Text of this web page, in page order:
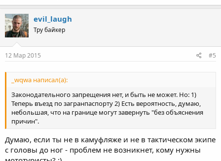
evil_laugh
Тру байкер
12 Мар 2015 #5
_wqwa написал(а):
Законодательного запрещения нет, и быть не может. Но: 1)
Теперь въезд по загранпаспорту 2) Есть вероятность, думаю,
небольшая, что на границе могут завернуть "без объяснения
причин".
Думаю, если ты не в камуфляже и не в тактическом экипе
с головы до ног - проблем не возникнет, кому нужны